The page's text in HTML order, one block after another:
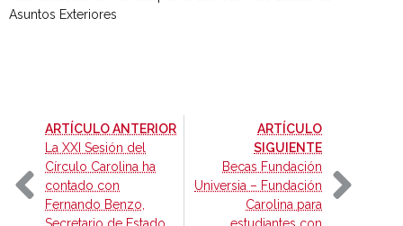
Asuntos Exteriores
ARTÍCULO ANTERIOR-
La XXI Sesión del
Círculo Carolina ha
contado con
Fernando Benzo,
ARTÍCULO
SIGUIENTE-
Becas Fundación
Universia – Fundación
Carolina para